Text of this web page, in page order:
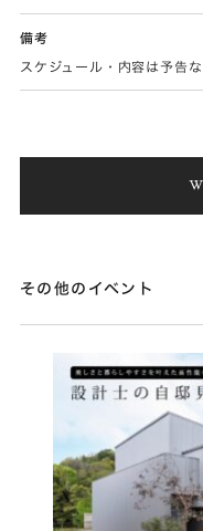
備考
スケジュール・内容は予告
その他のイベント